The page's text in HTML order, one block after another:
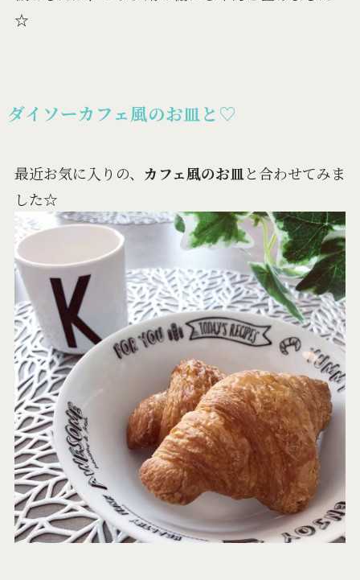
☆
ダイソーカフェ風のお皿と♡
最近お気に入りの、 カフェ風のお皿と合わせてみま
した☆